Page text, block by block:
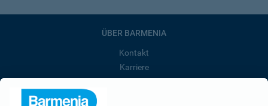
ÜBER BARMENIA
Kontakt
Karriere